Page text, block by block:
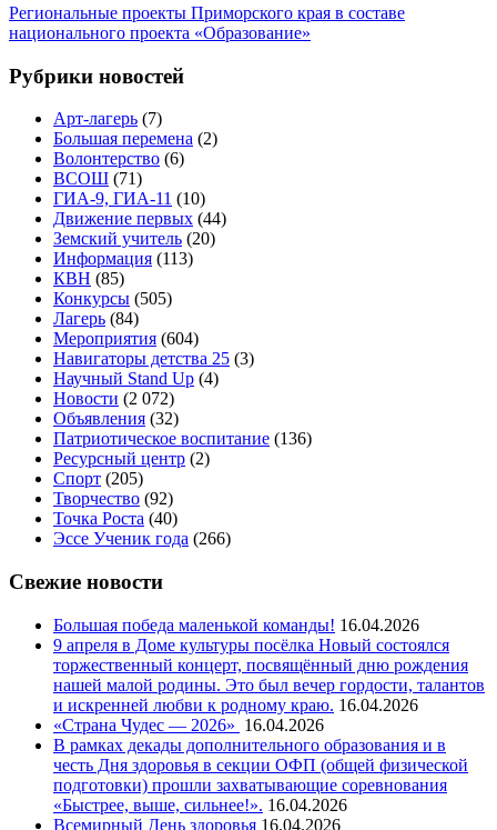
Региональные проекты Приморского края в составе
национального проекта «Образование»
Рубрики новостей
Арт-лагерь (7)
Большая перемена (2)
Волонтерство (6)
ВСОШ (71)
ГИА-9, ГИА-11 (10)
Движение первых (44)
Земский учитель (20)
Информация (113)
КВН (85)
Конкурсы (505)
Лагерь (84)
Мероприятия (604)
Навигаторы детства 25 (3)
Научный Stand Up (4)
Новости (2 072)
Объявления (32)
Патриотическое воспитание (136)
Ресурсный центр (2)
Спорт (205)
Творчество (92)
Точка Роста (40)
Эссе Ученик года (266)
Свежие новости
Большая победа маленькой команды! 16.04.2026
9 апреля в Доме культуры посёлка Новый состоялся
торжественный концерт, посвящённый дню рождения
нашей малой родины. Это был вечер гордости, талантов
и искренней любви к родному краю. 16.04.2026
«Страна Чудес — 2026» 16.04.2026
В рамках декады дополнительного образования и в
честь Дня здоровья в секции ОФП (общей физической
подготовки) прошли захватывающие соревнования
«Быстрее, выше, сильнее!». 16.04.2026
Всемирный День здоровья 16.04.2026